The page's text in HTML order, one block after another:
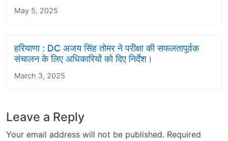
May 5, 2025
हरियाणा : DC अजय सिंह तोमर ने परीक्षा की सफलतापूर्वक
संचालन के लिए अधिकारियों को दिए निर्देश।
March 3, 2025
Leave a Reply
Your email address will not be published. Required